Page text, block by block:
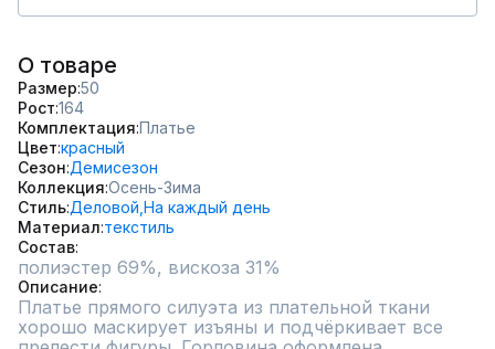
О товаре
Размер 50
Рост 164
Комплектация Платье
Цвет красный
Сезон Демисезон
Коллекция Осень-Зима
Стиль Деловой, На каждый день
Материал текстиль
Состав
полиэстер 69%, вискоза 31%
Описание
Платье прямого силуэта из плательной ткани
хорошо маскирует изъяны и подчёркивает все